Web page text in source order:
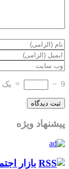
9
−
= یک
پیشنهاد ویژه
بازار